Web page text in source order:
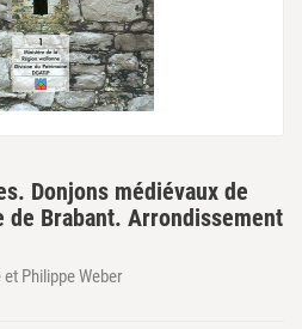
Donjons médiévaux de
de Brabant. Arrondissement
Philippe Weber